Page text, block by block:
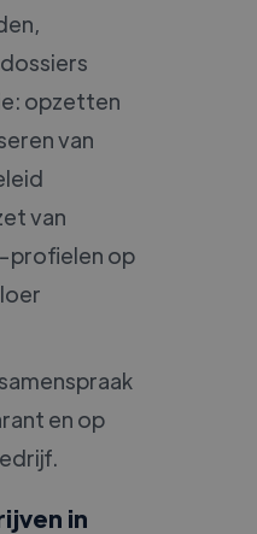
opzetten
van
van
profielen op
en op
in